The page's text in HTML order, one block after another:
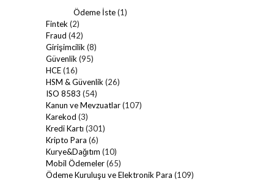
Ödeme İste(1)
Fintek(2)
Fraud (42)
Girişimcilik(8)
Güvenlik(95)
HCE(16)
HSM & Güvenlik(26)
ISO 8583 (54)
Kanun ve Mevzuatlar(107)
Karekod (3)
Kredi Kartı (301)
Kripto Para (6)
Kurye&Dağıtım (10)
Mobil Ödemeler(65)
Ödeme Kuruluşu ve Elektronik Para (109)